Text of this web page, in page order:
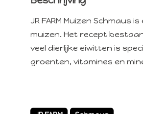
JR FARM Muizen Schmaus
muizen. Het recept
veel dierlijke eiwitten is
groenten, vitamines en